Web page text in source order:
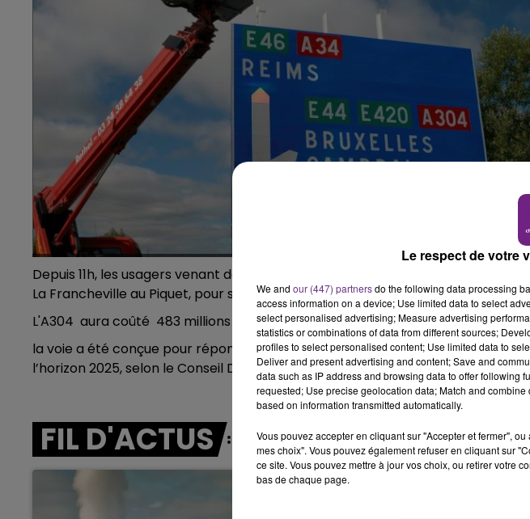
LE CLUB CHAMPAGNE FM LA POP
Depuis 11h, les usagers venant de Reims ou de Sedan peuvent désormais
La Francheville au Piquet, pour se rendre directement en Belgique, sans
L'A304 aura coûté 483 millions €, financés par l’Etat, la Région et le
la voie a été conçue pour répondre à un trafic de 16.000 à 20.000 véhicules
l’horizon 2025, selon le Conseil Départemental des Ardennes.
FIL D'ACTUS
Le respect de votre
We and our (447) partnersdo the following data processing
access information on a device; Use limited data to select
select personalised advertising; Measure advertising
statistics or combinations of data from different sources;
profiles to select personalised content; Use limited data to
Deliver and present advertising and content; Save and
data such as IP address and browsing data to offer following
requested; Use precise geolocation data; Match and
based on information transmitted automatically.
Vous pouvez accepter en cliquant sur "Accepter et fermer",
mes choix". Vous pouvez également refuser en cliquant sur
ce site. Vous pouvez mettre à jour vos choix, ou retirer votre
bas de chaque page.